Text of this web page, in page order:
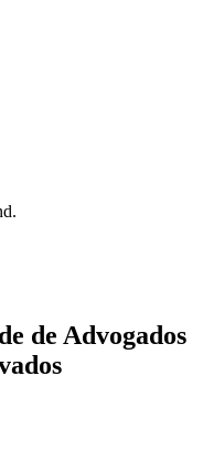
de Advogados